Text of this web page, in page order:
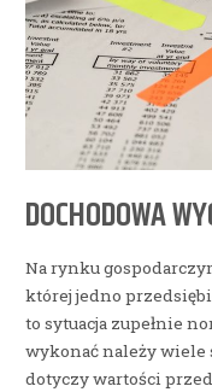
DOCHODOWA
Na rynku
której jedno
to sytuacja zupełnie
wykonać należy wiele
dotyczy wartości